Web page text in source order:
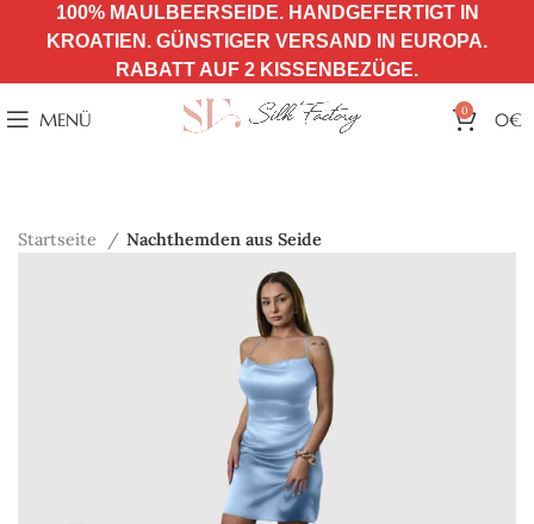
MENÜ 0 0€
Startseite Nachthemden aus Seide
100% MAULBEERSEIDE. HANDGEFERTIGT IN
KROATIEN. GÜNSTIGER VERSAND IN EUROPA.
RABATT AUF 2 KISSENBEZÜGE.